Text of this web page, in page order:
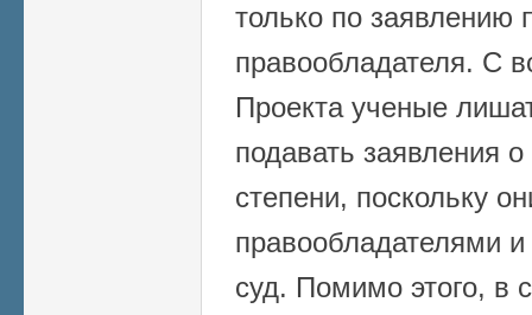
только по заявлению
правообладателя. С
Проекта ученые
подавать заявления
степени, поскольку
правообладателями и
суд. Помимо этого, в